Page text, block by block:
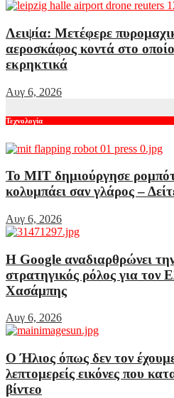
Λειψία: Μετέφερε
αεροσκάφος κοντά στο
εκρηκτικά
Αυγ 6, 2026
Τεχνολογία
Το MIT δημιούργησε
κολυμπάει σαν γλάρος –
Αυγ 6, 2026
Η Google αναδιαρθρώνει
στρατηγικός ρόλος για τον
Χασάμπης
Αυγ 6, 2026
Ο Ήλιος όπως δεν τον
λεπτομερείς εικόνες που
βίντεο